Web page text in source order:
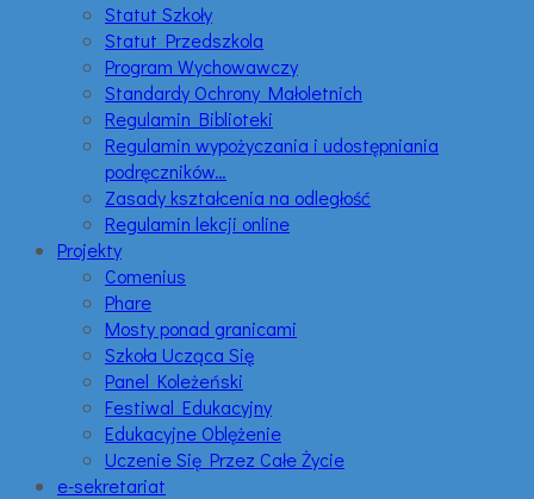
Statut Szkoły
Statut Przedszkola
Program Wychowawczy
Standardy Ochrony Małoletnich
Regulamin Biblioteki
Regulamin wypożyczania i udostępniania
podręczników…
Zasady kształcenia na odległość
Regulamin lekcji online
Projekty
Comenius
Phare
Mosty ponad granicami
Szkoła Ucząca Się
Panel Koleżeński
Festiwal Edukacyjny
Edukacyjne Oblężenie
Uczenie Się Przez Całe Życie
e-sekretariat